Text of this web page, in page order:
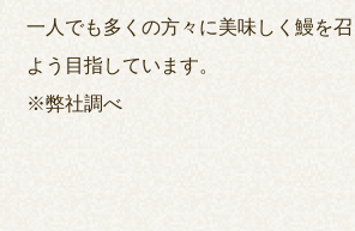
一人でも多くの方々に美味しく鰻を
よう目指しています。
※弊社調べ